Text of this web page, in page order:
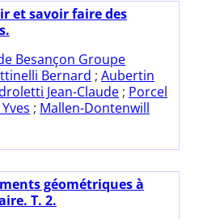
et savoir faire des
Besançon Groupe
Bernard ; Aubertin
Jean-Claude ; Porcel
; Mallen-Dontenwill
géométriques à
T. 2.